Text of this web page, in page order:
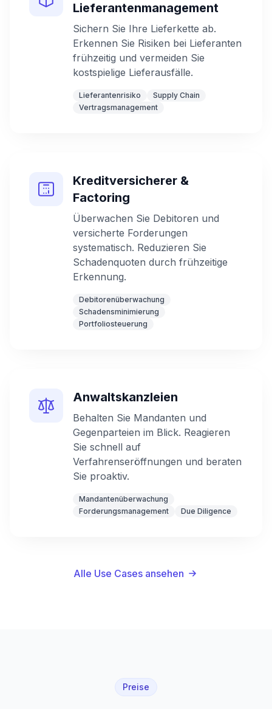
Lieferantenmanagement
Sichern Sie Ihre Lieferkette ab.
Erkennen Sie Risiken bei Lieferanten
frühzeitig und vermeiden Sie
kostspielige Lieferausfälle.
Lieferantenrisiko
Supply Chain
Vertragsmanagement
Kreditversicherer &
Factoring
Überwachen Sie Debitoren und
versicherte Forderungen
systematisch. Reduzieren Sie
Schadenquoten durch frühzeitige
Erkennung.
Debitorenüberwachung
Schadensminimierung
Portfoliosteuerung
Anwaltskanzleien
Behalten Sie Mandanten und
Gegenparteien im Blick. Reagieren
Sie schnell auf
Verfahrenseröffnungen und beraten
Sie proaktiv.
Mandantenüberwachung
Forderungsmanagement
Due Diligence
Alle Use Cases ansehen
Preise